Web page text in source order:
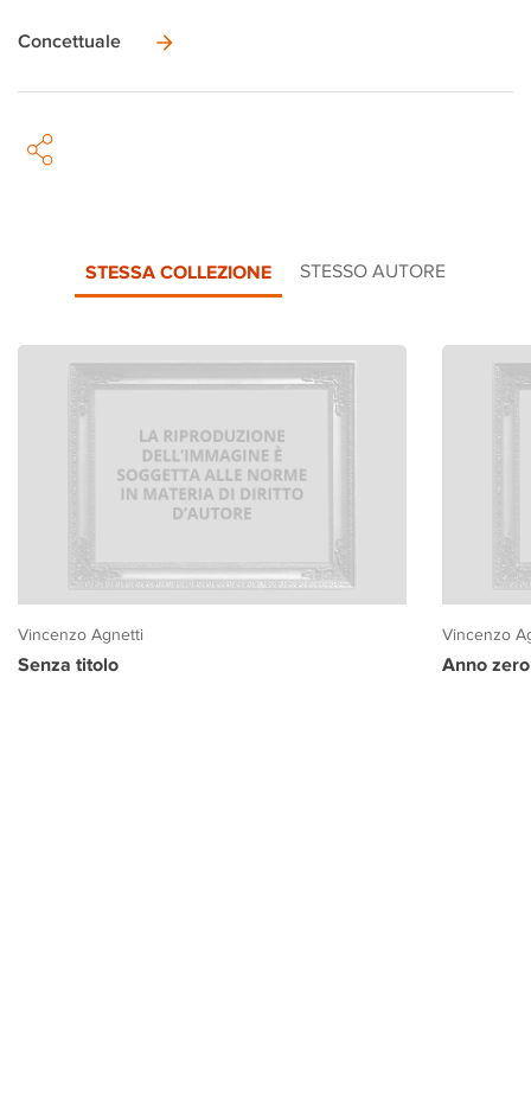
Concettuale
STESSA COLLEZIONE STESSO AUTORE
Vincenzo Agnetti
Senza titolo
Vincenzo
Anno zero